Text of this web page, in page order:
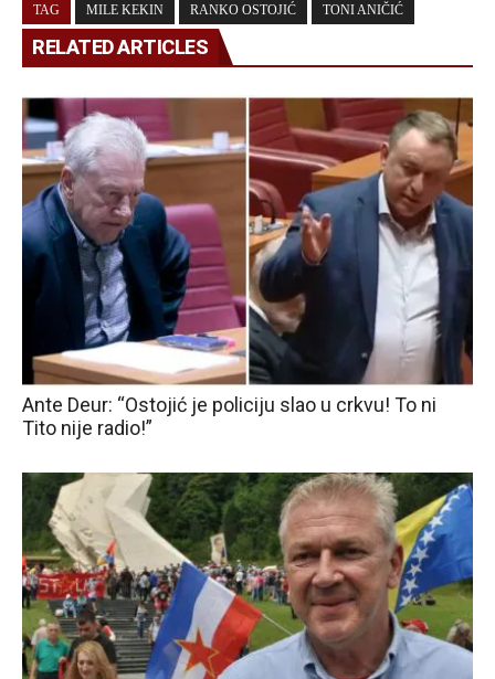
TAG MILE KEKIN RANKO OSTOJIĆ TONI ANIČIĆ
RELATED ARTICLES
Ante Deur: “Ostojić je policiju slao u crkvu! To ni
Tito nije radio!”